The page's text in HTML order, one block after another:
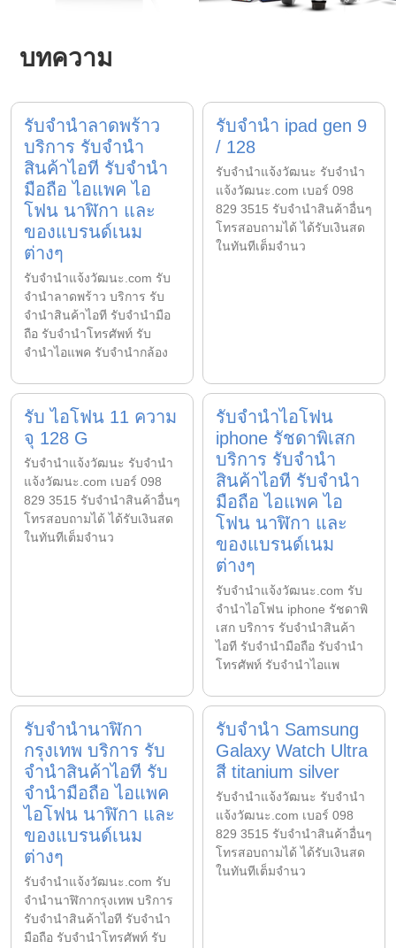
บทความ
รับจำนำลาดพร้าว
บริการ รับจำนำ
สินค้าไอที รับจำนำ
มือถือ ไอแพค ไอ
โฟน นาฬิกา และ
ของแบรนด์เนม
ต่างๆ
รับจํานําแจ้งวัฒนะ.com รับ
จำนำลาดพร้าว บริการ รับ
จำนำสินค้าไอที รับจำนำมือ
ถือ รับจำนำโทรศัพท์ รับ
จำนำไอแพค รับจำนำกล้อง
รับจำนำ ipad gen 9
/ 128
รับจํานําแจ้งวัฒนะ รับจํานํา
แจ้งวัฒนะ.com เบอร์ 098
829 3515 รับจำนำสินค้าอื่นๆ
โทรสอบถามได้ ได้รับเงินสด
ในทันทีเต็มจำนว
รับ ไอโฟน 11 ความ
จุ 128 G
รับจํานําแจ้งวัฒนะ รับจํานํา
แจ้งวัฒนะ.com เบอร์ 098
829 3515 รับจำนำสินค้าอื่นๆ
โทรสอบถามได้ ได้รับเงินสด
ในทันทีเต็มจำนว
รับจำนำไอโฟน
iphone รัชดาพิเสก
บริการ รับจำนำ
สินค้าไอที รับจำนำ
มือถือ ไอแพค ไอ
โฟน นาฬิกา และ
ของแบรนด์เนม
ต่างๆ
รับจํานําแจ้งวัฒนะ.com รับ
จำนำไอโฟน iphone รัชดาพิ
เสก บริการ รับจำนำสินค้า
ไอที รับจำนำมือถือ รับจำนำ
โทรศัพท์ รับจำนำไอแพ
รับจำนำนาฬิกา
กรุงเทพ บริการ รับ
จำนำสินค้าไอที รับ
จำนำมือถือ ไอแพค
ไอโฟน นาฬิกา และ
ของแบรนด์เนม
ต่างๆ
รับจํานําแจ้งวัฒนะ.com รับ
จำนำนาฬิกากรุงเทพ บริการ
รับจำนำสินค้าไอที รับจำนำ
มือถือ รับจำนำโทรศัพท์ รับ
รับจำนำ Samsung
Galaxy Watch Ultra
สี titanium silver
รับจํานําแจ้งวัฒนะ รับจํานํา
แจ้งวัฒนะ.com เบอร์ 098
829 3515 รับจำนำสินค้าอื่นๆ
โทรสอบถามได้ ได้รับเงินสด
ในทันทีเต็มจำนว